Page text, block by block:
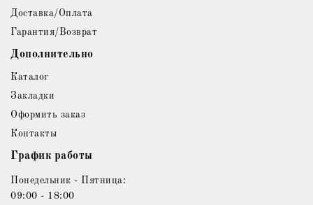
Доставка/Оплата
Гарантия/Возврат
Дополнительно
Каталог
Закладки
Оформить заказ
Контакты
График работы
Понедельник - Пятница:
09:00 - 18:00